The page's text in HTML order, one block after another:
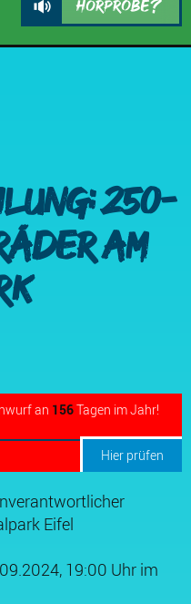
250-
am
an 156Tagen im Jahr!
Hier prüfen
Eifel
19:00 Uhr im
Hörprobe?